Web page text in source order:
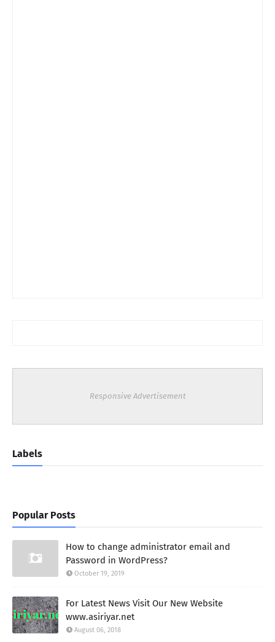
Responsive Advertisement
Labels
Popular Posts
How to change administrator email and
Password in WordPress?
October 19, 2019
For Latest News Visit Our New Website
www.asiriyar.net
August 06, 2018